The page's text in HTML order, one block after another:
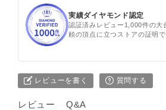
実績ダイヤモンド認定
認証済みレビュー1,000件の大
頼の頂点に立つストアの証明で
レビューを書く 質問する
レビュー Q&A